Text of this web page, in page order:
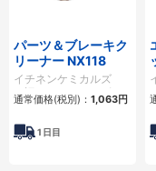
パーツ＆ブレーキク
リーナー NX118
イチネンケミカルズ
（旧タイホーコーザ
イ）
通常価格(税別)： 1,063円
1 日目